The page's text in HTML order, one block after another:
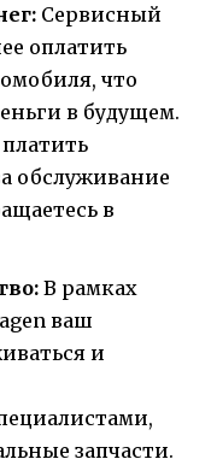
Сервисный
оплатить
что
в будущем.
обслуживание
в
В рамках
ваш
и
запчасти.